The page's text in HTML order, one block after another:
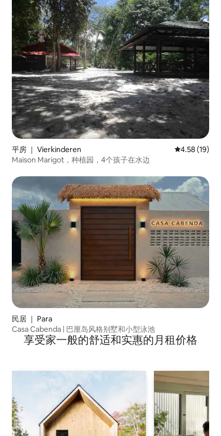
平房 ｜ Vierkinderen 平均评分
4.58 (19)
Maison Marigot，种植园，4个孩子在水边
民居 ｜ Para
Casa Cabenda | 巴厘岛风格别墅和小型泳池
享受家一般的舒适和实惠的月租价格